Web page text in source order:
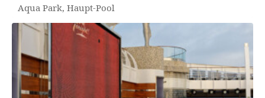
Aqua Park, Haupt-Pool